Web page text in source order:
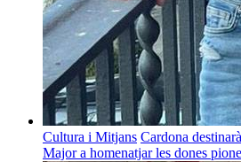
Cultura i Mitjans Cardona
Major a homenatjar les dones